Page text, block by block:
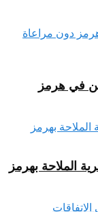
في هرمز
الملاحة بهرمز